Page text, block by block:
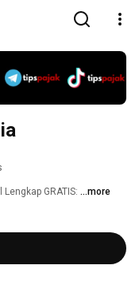
GRATIS: ...more